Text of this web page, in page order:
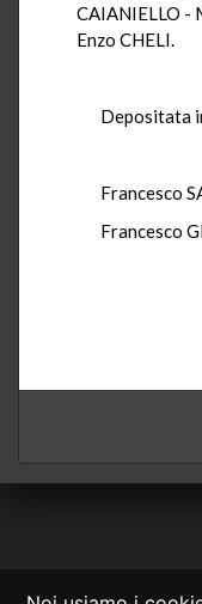
CAIANIELLO -
Enzo CHELI.
Depositata
Francesco
Francesco